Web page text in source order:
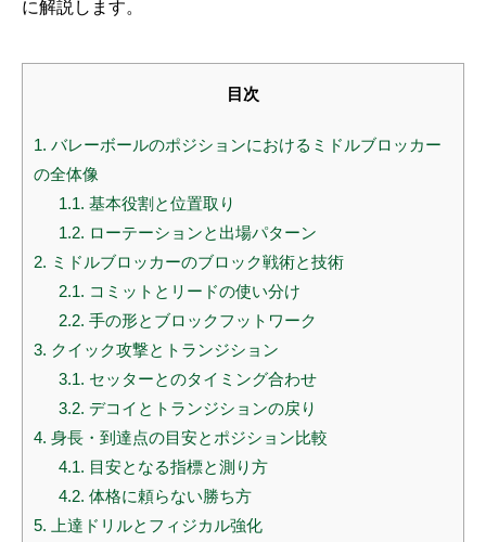
に解説します。
目次
1. バレーボールのポジションにおけるミドルブロッカー
の全体像
1.1. 基本役割と位置取り
1.2. ローテーションと出場パターン
2. ミドルブロッカーのブロック戦術と技術
2.1. コミットとリードの使い分け
2.2. 手の形とブロックフットワーク
3. クイック攻撃とトランジション
3.1. セッターとのタイミング合わせ
3.2. デコイとトランジションの戻り
4. 身長・到達点の目安とポジション比較
4.1. 目安となる指標と測り方
4.2. 体格に頼らない勝ち方
5. 上達ドリルとフィジカル強化